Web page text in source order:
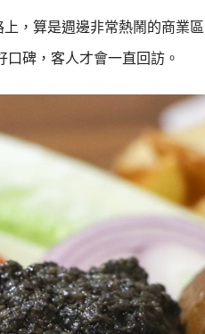
，算是週邊非常熱鬧的商業
碑，客人才會一直回訪。